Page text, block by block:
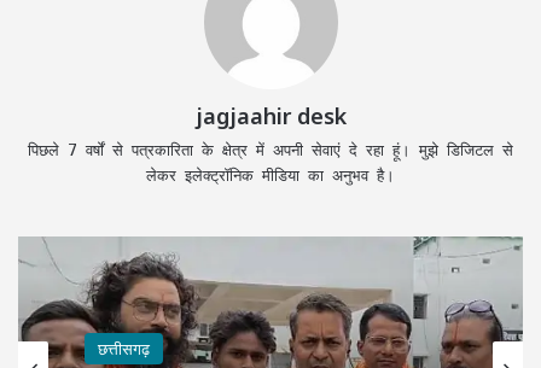
jagjaahir desk
पिछले 7 वर्षों से पत्रकारिता के क्षेत्र में अपनी सेवाएं दे रहा हूं। मुझे डिजिटल से
लेकर इलेक्ट्रॉनिक मीडिया का अनुभव है।
छत्तीसगढ़